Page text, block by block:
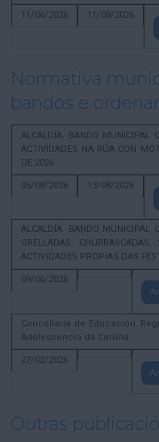
11/06/2026
11/08/2026
Normativa
bandos e
ALCALDÍA. BANDO MUNICIPAL
ACTIVIDADES NA RÚA CON
DE 2026
05/08/2026
13/08/2026
ALCALDÍA. BANDO MUNICIPAL
GRELLADAS,
ACTIVIDADES PROPIAS DAS
09/06/2026
Concellaría de Educación.
Adolescencia da Coruña
27/02/2026
Outras